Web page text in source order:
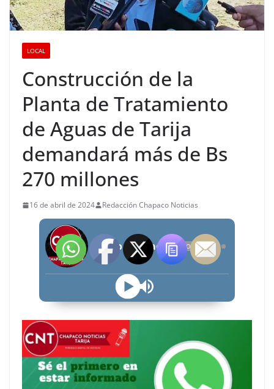
LOCAL
Construcción de la
Planta de Tratamiento
de Aguas de Tarija
demandará más de Bs
270 millones
16 de abril de 2024 Redacción Chapaco Noticias
Radio Chapaco Noticias Las 24 horas en vivo OFFLINE